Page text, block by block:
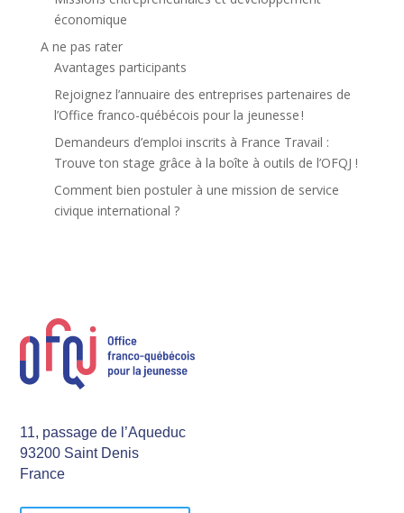
économique
A ne pas rater
Avantages participants
Rejoignez l’annuaire des entreprises partenaires de
l’Office franco-québécois pour la jeunesse !
Demandeurs d’emploi inscrits à France Travail :
Trouve ton stage grâce à la boîte à outils de l’OFQJ !
Comment bien postuler à une mission de service
civique international ?
11, passage de l’Aqueduc
93200 Saint Denis
France